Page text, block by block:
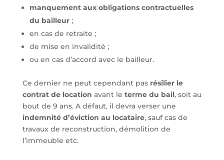
manquement aux obligations contractuelles
du bailleur;
en cas de retraite ;
de mise en invalidité ;
ou en cas d’accord avec le bailleur.
Ce dernier ne peut cependant pas résilier le
contrat de location avant le terme du bail, soit au
bout de 9 ans. A défaut, il devra verser une
indemnité d’éviction au locataire, sauf cas de
travaux de reconstruction, démolition de
l’immeuble etc.